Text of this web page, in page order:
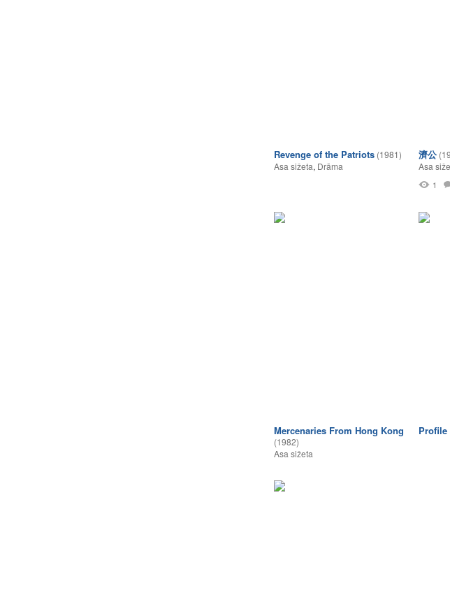
Revenge of the Patriots (1981)
Asa sižeta, Drāma
濟公
Asa
1
Mercenaries From Hong Kong
(1982)
Asa sižeta